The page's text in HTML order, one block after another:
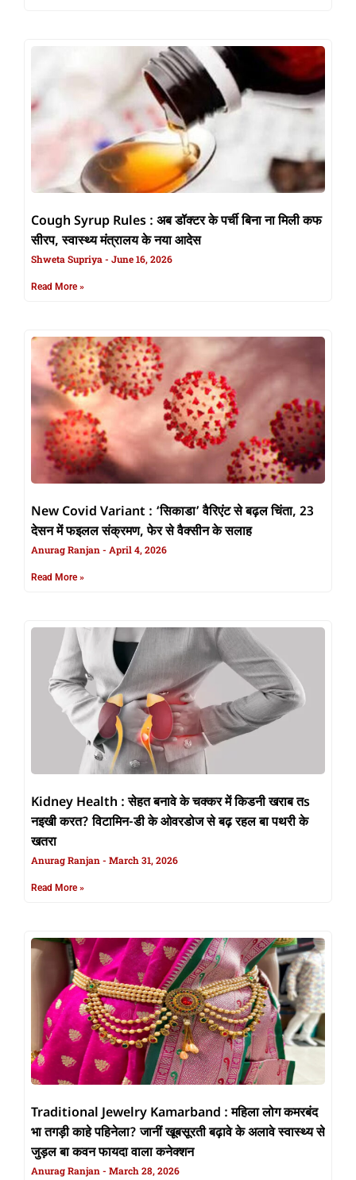
Cough Syrup Rules : अब डॉक्टर के पर्ची बिना ना मिली कफ
सीरप, स्वास्थ्य मंत्रालय के नया आदेस
Shweta Supriya June 16, 2026
Read More »
New Covid Variant : ‘सिकाडा’ वैरिएंट से बढ़ल चिंता, 23
देसन में फइलल संक्रमण, फेर से वैक्सीन के सलाह
Anurag Ranjan April 4, 2026
Read More »
Kidney Health : सेहत बनावे के चक्कर में किडनी खराब तs
नइखी करत? विटामिन-डी के ओवरडोज से बढ़ रहल बा पथरी के
खतरा
Anurag Ranjan March 31, 2026
Read More »
Traditional Jewelry Kamarband : महिला लोग कमरबंद
भा तगड़ी काहे पहिनेला? जानीं खूबसूरती बढ़ावे के अलावे स्वास्थ्य से
जुड़ल बा कवन फायदा वाला कनेक्शन
Anurag Ranjan March 28, 2026